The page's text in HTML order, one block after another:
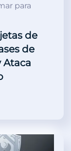
para
de
de
Ataca